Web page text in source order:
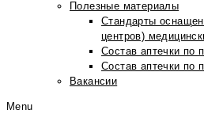
Полезные материалы
Стандарты
центров)
Состав аптечки по
Состав аптечки по
Вакансии
Menu